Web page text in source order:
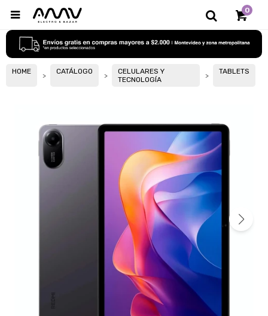
0

HOME CATÁLOGO
CELULARES Y
TECNOLOGÍA
TABLETS